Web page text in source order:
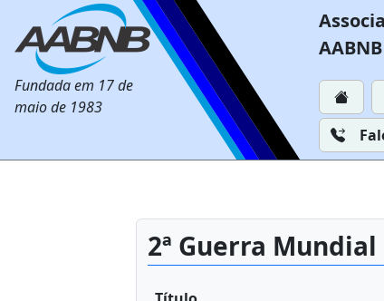
Fundada em 17 de
maio de 1983
AABNB
2ª Guerra Mundial